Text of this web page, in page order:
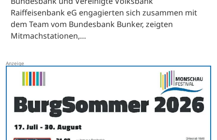
Raiffeisenbank eG engagierten sich zusammen mit
dem Team vom Bundesbank Bunker, zeigten
Mitmachstationen,…